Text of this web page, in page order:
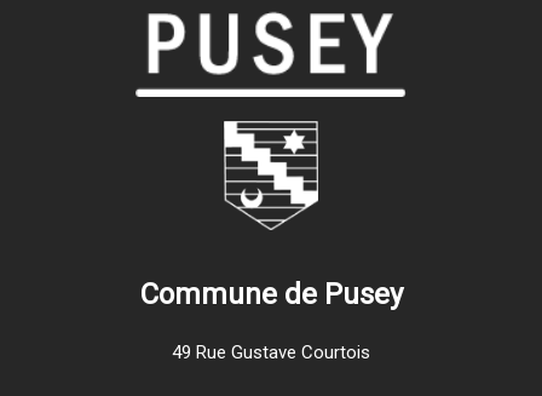
Commune de Pusey
49 Rue Gustave Courtois